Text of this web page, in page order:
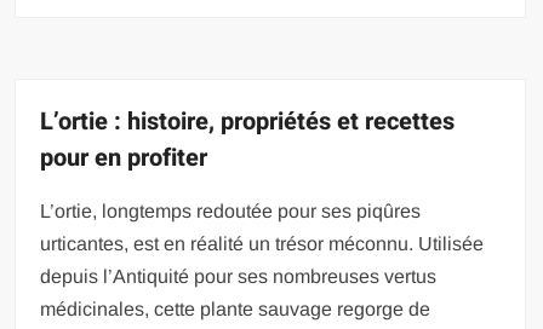
L’ortie : histoire, propriétés et recettes
pour en profiter
L’ortie, longtemps redoutée pour ses piqûres
urticantes, est en réalité un trésor méconnu. Utilisée
depuis l’Antiquité pour ses nombreuses vertus
médicinales, cette plante sauvage regorge de